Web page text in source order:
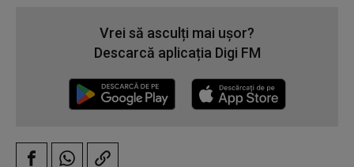
Vrei să asculți mai ușor?
Descarcă aplicația Digi FM